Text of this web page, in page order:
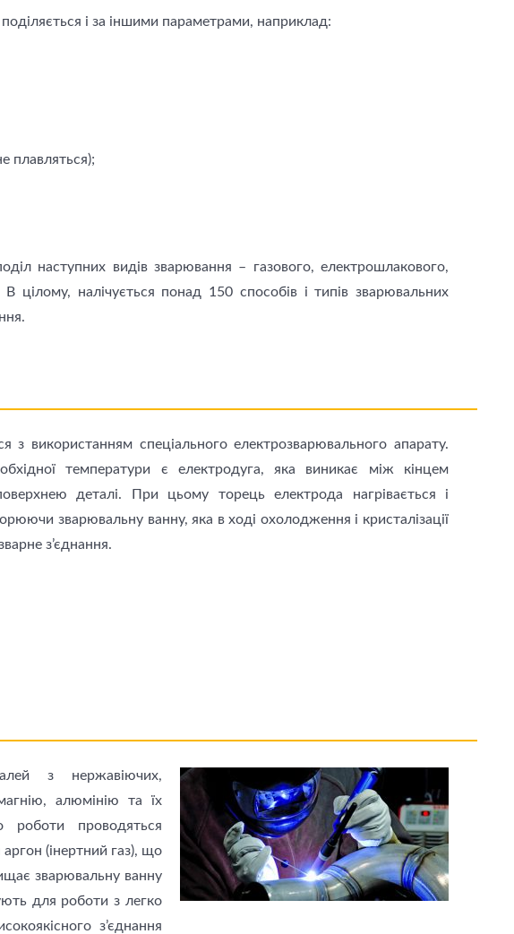
і за іншими параметрами, наприклад:
плавляться);
наступних видів зварювання – газового, електрошлакового,
цілому, налічується понад 150 способів і типів зварювальних
з використанням спеціального електрозварювального апарату.
температури є електродуга, яка виникає мiж кінцем
деталі. При цьому торець електрода нагрівається і
зварювальну ванну, яка в ході охолодження і кристалізації
з’єднання.
з нержавіючих,
алюмінію та їх
проводяться
(інертний газ), що
зварювальну ванну
для роботи з легко
з’єднання